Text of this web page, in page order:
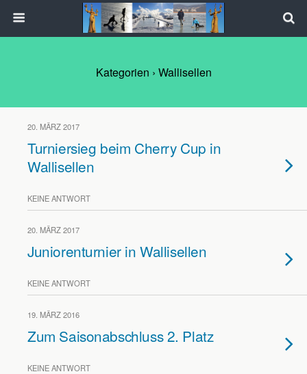
Kategorien › Wallisellen
20. MÄRZ 2017
Turniersieg beim Cherry Cup in
Wallisellen
KEINE ANTWORT
20. MÄRZ 2017
Juniorenturnier in Wallisellen
KEINE ANTWORT
19. MÄRZ 2016
Zum Saisonabschluss 2. Platz
KEINE ANTWORT